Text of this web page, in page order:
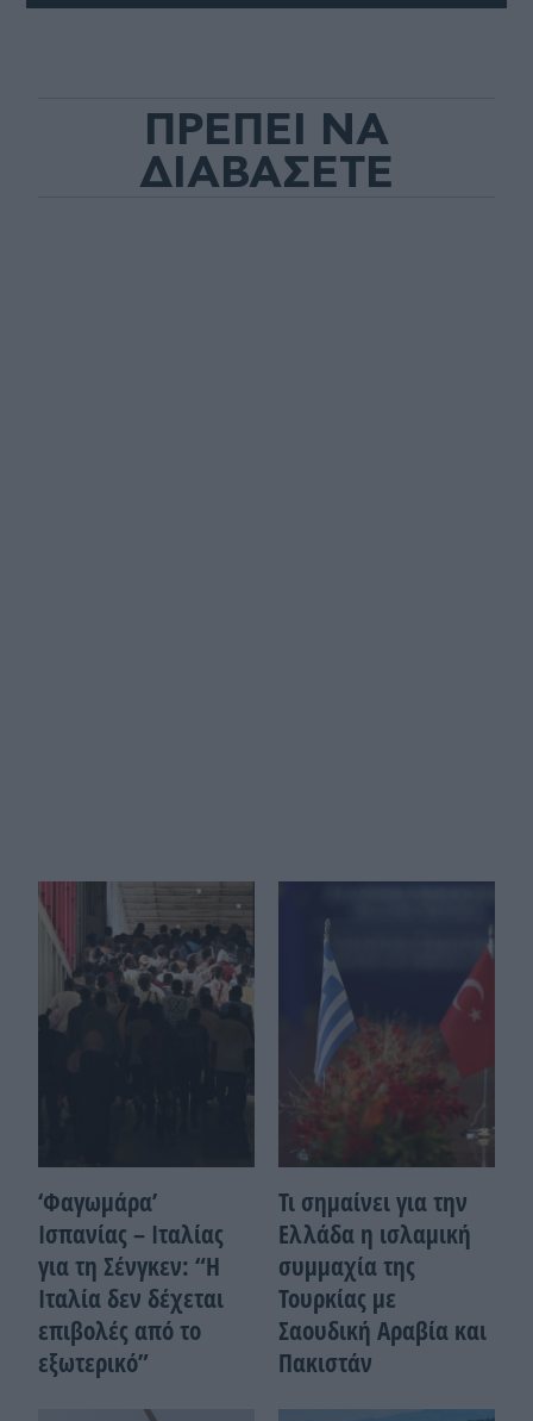
ΠΡΕΠΕΙ ΝΑ
ΔΙΑΒΑΣΕΤΕ
‘Φαγωμάρα’
Ισπανίας – Ιταλίας
για τη Σένγκεν: “Η
Ιταλία δεν δέχεται
επιβολές από το
εξωτερικό”
Τι σημαίνει για την
Ελλάδα η ισλαμική
συμμαχία της
Τουρκίας με
Σαουδική Αραβία και
Πακιστάν